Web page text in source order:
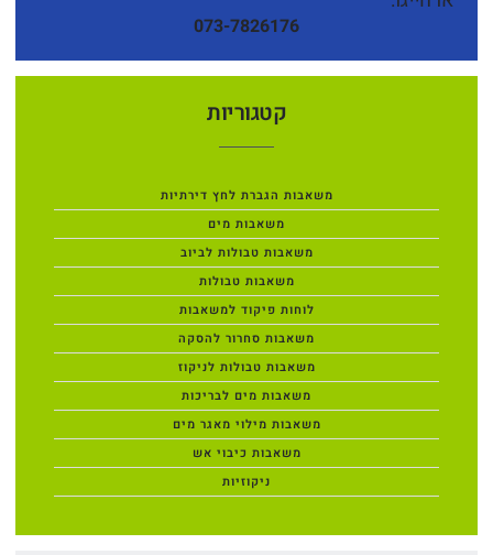
073-7826176
קטגוריות
משאבות הגברת לחץ דירתיות
משאבות מים
משאבות טבולות לביוב
משאבות טבולות
לוחות פיקוד למשאבות
משאבות סחרור להסקה
משאבות טבולות לניקוז
משאבות מים לבריכות
משאבות מילוי מאגר מים
משאבות כיבוי אש
ניקוזיות